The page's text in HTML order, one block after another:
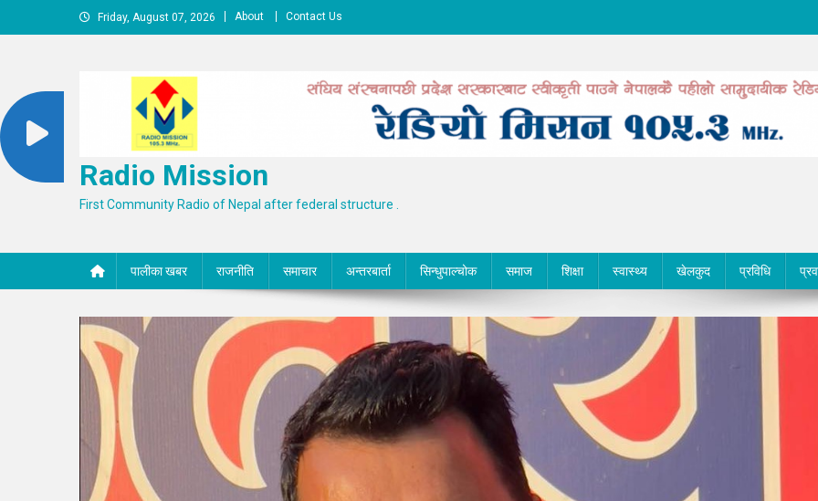
to
Friday, August 07, 2026 About Contact Us
Radio Mission
First Community Radio of Nepal after federal structure .
पालीका खबर राजनीति समाचार अन्तरबार्ता सिन्धुपाल्चोक समाज शिक्षा स्वास्थ्य खेलकुद प्रविधि